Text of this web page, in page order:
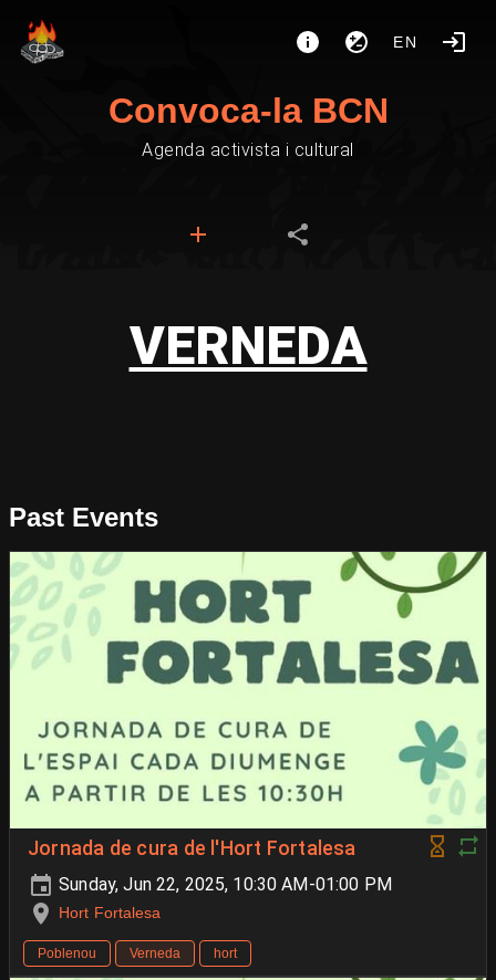
EN
Convoca-la BCN
Agenda activista i cultural
VERNEDA
Past Events
Jornada de cura de l'Hort Fortalesa
Sunday, Jun 22, 2025, 10:30 AM-01:00 PM
Hort Fortalesa
Poblenou Verneda hort